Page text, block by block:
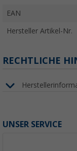
EAN
Hersteller Artikel-Nr.
RECHTLICHE
UNSER SERVICE